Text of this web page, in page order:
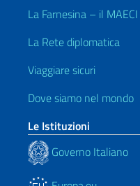
La Farnesina – il MAECI
La Rete diplomatica
Viaggiare sicuri
Dove siamo nel mondo
Le Istituzioni
Governo Italiano